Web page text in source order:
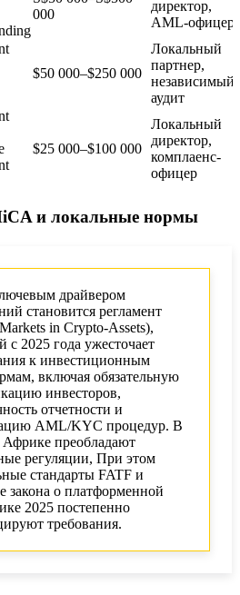
000
директор,
AML-офицер
$50 000–$250 000
Локальный
партнер,
независимый
аудит
$25 000–$100 000
Локальный
директор,
комплаенс-
офицер
и локальные нормы
драйвером
становится регламент
in Crypto-Assets),
с 2025 года ужесточает
к инвестиционным
включая обязательную
инвесторов,
отчетности и
AML/KYC процедур. В
преобладают
регуляции, При этом
стандарты FATF и
закона о платформенной
2025 постепенно
требования.